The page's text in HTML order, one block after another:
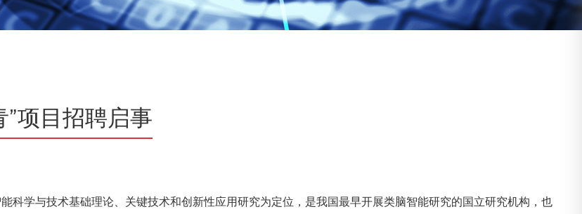
项目招聘启事
科学与技术基础理论、关键技术和创新性应用研究为定位，是我国最早开展类脑智能研究的国立研究机构，也